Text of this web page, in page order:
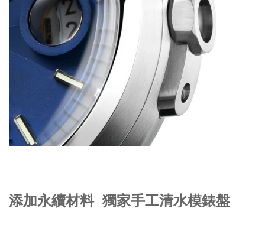
添加永續材料 獨家手工清水模錶盤